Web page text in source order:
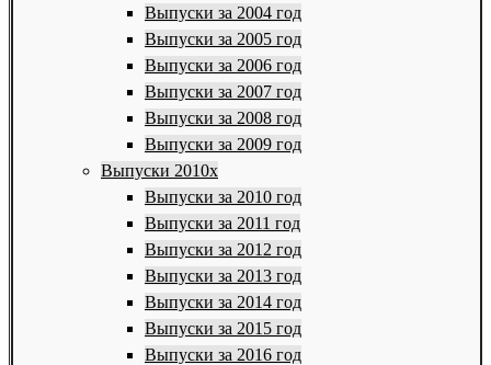
Выпуски за 2004 год
Выпуски за 2005 год
Выпуски за 2006 год
Выпуски за 2007 год
Выпуски за 2008 год
Выпуски за 2009 год
Выпуски 2010х
Выпуски за 2010 год
Выпуски за 2011 год
Выпуски за 2012 год
Выпуски за 2013 год
Выпуски за 2014 год
Выпуски за 2015 год
Выпуски за 2016 год